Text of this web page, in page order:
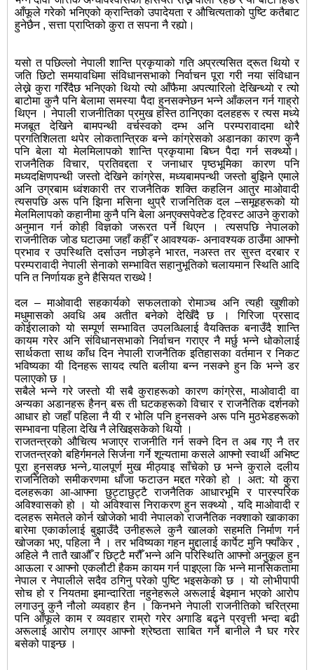
आँफूले गरेको भनिएको क्रान्तिको उपादेयता र औचित्यताको पुष्टि कतैबाट
हुनेछैन , सत्ता प्राप्तिको कुरा त सपना नै रह्यो।
यसो त पछिल्लो नेपाली शान्ति प्रकृयाको गति अप्रत्यसित द्रूत थियो र
जति छिटो समयावधिमा संविधानसभाको निर्वाचन पूरा गरी नया संविधान
लेख्ने कुरा गरिँदैछ भनिएको थियो त्यो आँफैमा अपत्यारिलो देखिन्थ्यो र त्यो
बाटोमा कुनै पनि बेलामा समस्या पैदा हुनसक्नेछन भन्ने आँकलन गर्न गाह्रो
थिएन । नेपाली राजनीतिका प्रमुख हस्ति ठानिएका दलहहरू र त्यस मध्ये
मजबूत देखिने बामपन्थी वर्चस्वको दम्भ अनि परम्परावादमा थोरै
प्रगतिशिलता थपेर लोकतान्त्रिक बन्ने कांग्रेसको अडानका कारण कुनै
पनि बेला यो मेलमिलापको शान्ति प्रकृयामा बिघ्न पैदा गर्न सक्थ्यो।
राजनैतिक विचार, प्रतिवद्दता र जनाधार पृष्ठभूमिका कारण पनि
मध्यदक्षिणपन्थी जस्तो देखिने कांग्रेस, मध्यबामपन्थी जस्तो बुझिने एमाले
अनि उग्रबाम ध्वंशकारी तर राजनैतिक शक्ति कहलिन आतुर माओवादी
त्यसपछि अरू पनि झिना मसिना थुप्रै राजनितिक दल –समूहहरूको यो
मेलमिलापको कहानीमा कुनै पनि बेला अनएक्सपेक्टेड ट्विस्ट आउने कुराको
अनुमान गर्न कोही विज्ञको जरूरत पर्ने थिएन । त्यसपछि नेपालको
राजनीतिक जोड घटाउमा जहाँ कहीँ र आवश्यक- अनावश्यक ठाउँमा आफ्नो
प्रभाव र उपस्थिति दर्साउन नछोड्ने भारत, नअस्त तर सुस्त दरबार र
परम्परावादी नेपाली सेनाको सम्भावित सहानुभूतिको चलायमान स्थिति आदि
पनि त निर्णायक हुने हैसियत राख्थे !
दल – माओवादी सहकार्यको सफलताको रोमाञ्च अनि त्यही खुशीको
मधुमासको अवधि अब अतीत बनेको देखिँदै छ । गिरिजा प्रसाद
कोईरालाको यो सम्पूर्ण सम्भावित उपलव्धिलाई वैयक्तिक बनाउँदै शान्ति
कायम गरेर अनि संविधानसभाको निर्वाचन गराएर नै मर्छु भन्ने धोकोलाई
सार्थकता साथ काँध दिन नेपाली राजनैतिक इतिहासका वर्तमान र निकट
भविष्यका यी दिनहरू सायद त्यति बलीया बन्न नसक्ने हुन कि भन्ने डर
पलाएको छ ।
सबैले भन्ने गरे जस्तो यी सबै कुराहरूको कारण कांग्रेस, माओवादी वा
अन्यका अडानहरू हैनन् बरू ती घटकहरूको विचार र राजनैतिक दर्शनको
आधार हो जहाँ पहिला नै यी र भोलि पनि हुनसक्ने अरू पनि मुठभेडहरूको
सम्भावना पहिला देखि नै लेखिइसकेको थियो ।
राजतन्त्रको औचित्य भजाएर राजनीति गर्न सक्ने दिन त अब गए नै तर
राजतन्त्रको बहिर्गमनले सिर्जना गर्ने शून्यतामा कसले आफ्नो स्वार्थी अभिष्ट
पूरा हुनसक्छ भन्ने र्‍यालपूर्ण मुख मीठ्याइ साँचेको छ भन्ने कुराले दलीय
राजनितिको समीकरणमा धाँजा फटाउन मद्दत गरेको हो । अत: यो कुरा
दलहरूका आ-आफ्ना छुट्टाछुट्टै राजनैतिक आधारभूमि र पारस्परिक
अविश्वासको हो । यो अविश्वास निराकरण हुन सक्थ्यो , यदि माओवादी र
दलहरू समेतले कोर्न खोजेको भावी नेपालको राजनैतिक नक्शाको खाकाका
बारेमा एकार्कालाई बुझाउँदै उनीहरूले कुनै खालको सहमति निर्माण गर्न
खोजका भए, पहिला नै । तर भविष्यका गहन मुद्दालाई कार्पेट मुनि फ्याँकेर ,
अहिले नै तातै खाऔँ र छिट्टै मरौँ भन्ने अनि परिस्थिति आफ्नो अनुकूल हुन
आऊला र आफ्नो एकलौटी हैकम कायम गर्न पाइएला कि भन्ने मानसिकतामा
नेपाल र नेपालीले सदैव ठगिनु परेको पुष्टि भइसकेको छ । यो लोभीपापी
सोच हो र नियतमा इमान्दारिता नहुनेहरूले अरूलाई बेइमान भएको आरोप
लगाउनु कुनै नौलो व्यवहार हैन । किनभने नेपाली राजनीतिको चरित्रमा
पनि आँफूले काम र व्यवहार राम्रो गरेर अगाडि बढ्ने प्रवृत्ती भन्दा बढी
अरूलाई आरोप लगाएर आफ्नो श्रेष्ठता साबित गर्ने बानीले नै घर गरेर
बसेको पाइन्छ ।